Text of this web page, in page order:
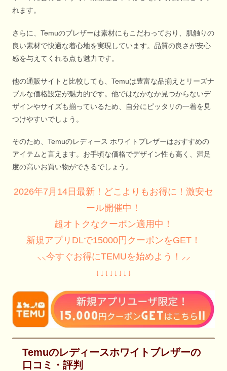
れます。
さらに、Temuのブレザーは素材にもこだわっており、肌触りの
良い素材で快適な着心地を実現しています。品質の良さが安心
感を与えてくれる点も魅力です。
他の通販サイトと比較しても、Temuは豊富な品揃えとリーズナ
ブルな価格設定が魅力的です。他ではなかなか見つからないデ
ザインやサイズも揃っているため、自分にピッタリの一着を見
つけやすいでしょう。
そのため、Temuのレディース ホワイトブレザーはおすすめの
アイテムと言えます。お手頃な価格でデザイン性も高く、満足
度の高いお買い物ができるでしょう。
2026年7月14日最新！どこよりもお得に！激安セ
ール開催中！
超オトクなクーポン適用中！
新規アプリDLで15000円クーポンをGET！
⸜⸜今すぐお得にTEMUを始めよう！⸝⸝
↓↓↓↓↓↓↓↓
Temuのレディースホワイトブレザーの
口コミ・評判